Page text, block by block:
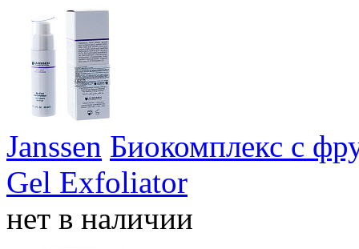
Janssen Биокомплекс с
Gel Exfoliator
нет в наличии